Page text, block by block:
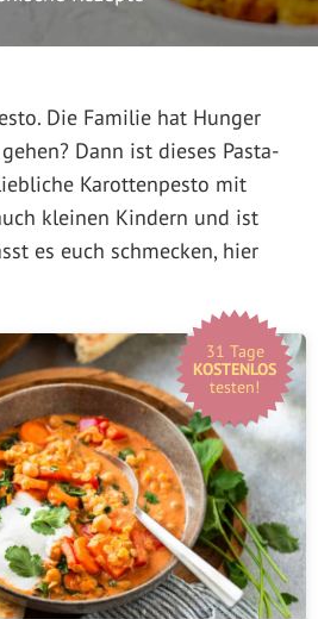
Die Familie hat Hunger
Dann ist dieses Pasta-
Karottenpesto mit
kleinen Kindern und ist
es euch schmecken, hier
31 Tage
KOSTENLOS
testen!